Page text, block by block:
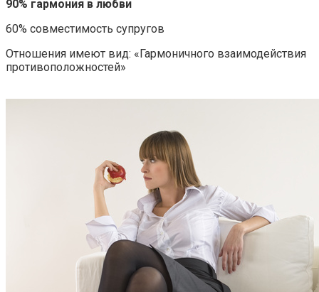
90% гармония в любви
60% совместимость супругов
Отношения имеют вид: «Гармоничного взаимодействия
противоположностей»